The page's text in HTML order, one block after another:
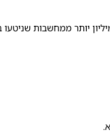
יותר ממחשבות שניטעו